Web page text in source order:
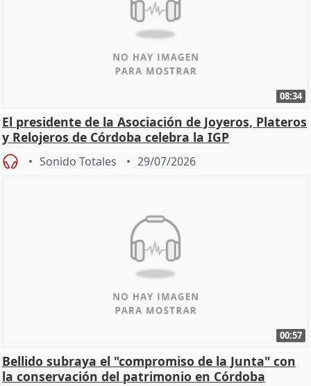
08:34
El presidente de la Asociación de Joyeros, Plateros
y Relojeros de Córdoba celebra la IGP
Sonido Totales 29/07/2026
00:57
Bellido subraya el "compromiso de la Junta" con
la conservación del patrimonio en Córdoba